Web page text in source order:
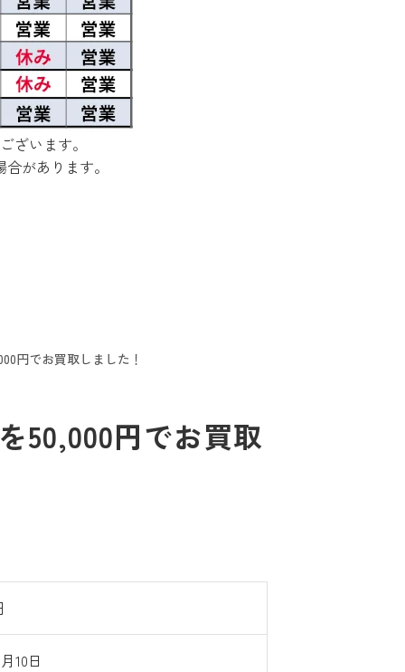
ざいます。
があります。
円でお買取しました！
50,000円でお買取
10日